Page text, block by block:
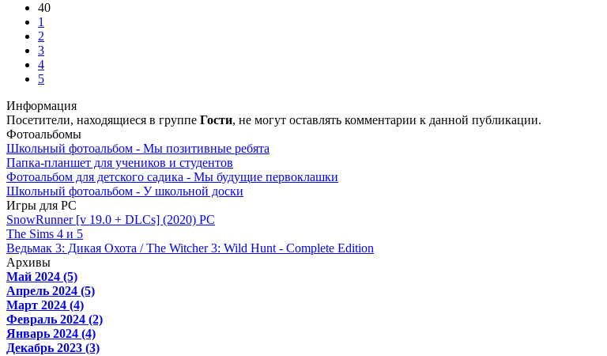
40
1
2
3
4
5
Информация
Посетители, находящиеся в группе Гости, не могут оставлять комментарии к данной публикации.
Фотоальбомы
Школьный фотоальбом - Мы позитивные ребята
Папка-планшет для учеников и студентов
Фотоальбом для детского садика - Мы будущие первоклашки
Школьный фотоальбом - У школьной доски
Игры для PC
SnowRunner [v 19.0 + DLCs] (2020) PC
The Sims 4 и 5
Ведьмак 3: Дикая Охота / The Witcher 3: Wild Hunt - Complete Edition
Архивы
Май 2024 (5)
Апрель 2024 (5)
Март 2024 (4)
Февраль 2024 (2)
Январь 2024 (4)
Декабрь 2023 (3)